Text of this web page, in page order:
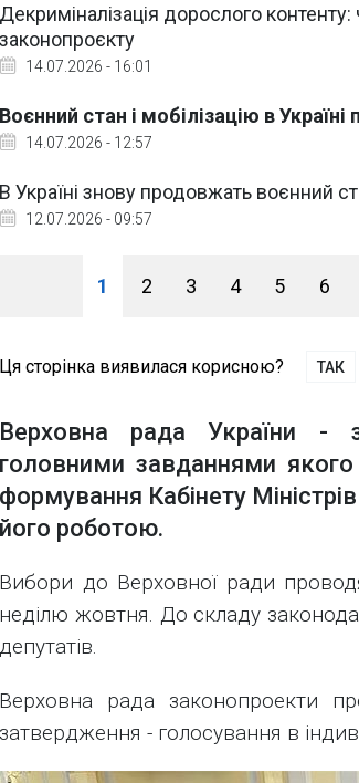
Декриміналізація дорослого
законопроєкту
14.07.2026 - 16:01
Воєнний стан і мобілізацію в
14.07.2026 - 12:57
В Україні знову продовжать воєнний
12.07.2026 - 09:57
1 2 3 4 5 6
Ця сторінка виявилася корисною? ТАК
Верховна рада України -
головними завданнями
формування Кабінету
його роботою.
Вибори до Верховної ради
неділю жовтня. До складу
депутатів.
Верховна рада законопроекти
затвердження - голосування в